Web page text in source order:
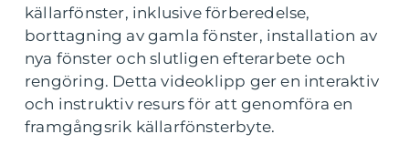
källarfönster, inklusive förberedelse,
borttagning av gamla fönster, installation av
nya fönster och slutligen efterarbete och
rengöring. Detta videoklipp ger en interaktiv
och instruktiv resurs för att genomföra en
framgångsrik källarfönsterbyte.